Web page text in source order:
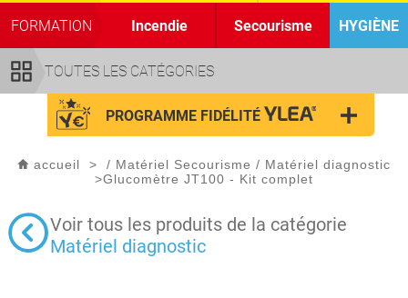
TOUTES LES CATÉGORIES
FORMATION Incendie Secourisme HYGIÈNE
PROGRAMME FIDÉLITÉ
accueil > / Matériel Secourisme / Matériel diagnostic
>Glucomètre JT100 - Kit complet
Voir tous les produits de la catégorie
Matériel diagnostic